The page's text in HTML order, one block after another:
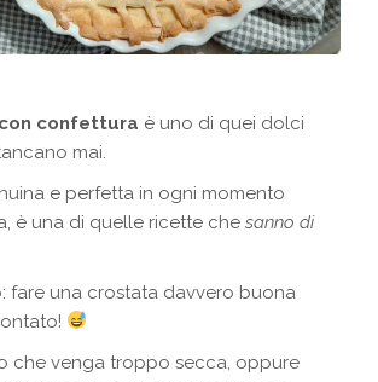
confettura è uno di quei dolci
mai.
e perfetta in ogni momento
è una di quelle ricette chesanno di
fare una crostata davvero buona
che venga troppo secca, oppure